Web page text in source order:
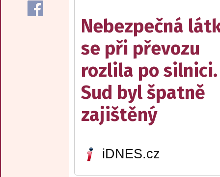
Nebezpečná
se při převozu
rozlila po silnici.
Sud byl špatně
zajištěný
iDNES.cz